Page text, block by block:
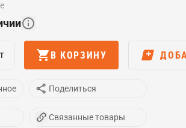
В КОРЗИНУ
Поделиться
Связанные товары